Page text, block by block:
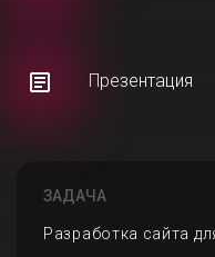
Презентация
ЗАДАЧА
Разработка сайта